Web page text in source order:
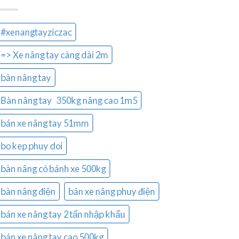
#xenangtayziczac
=> Xe nâng tay càng dài 2m
bàn nâng tay
Bàn nâng tay 350kg nâng cao 1m5
bán xe nâng tay 51mm
bo kep phuy doi
bàn nâng có bánh xe 500kg
bàn nâng điện
bán xe nâng phuy điện
bán xe nâng tay 2 tấn nhập khẩu